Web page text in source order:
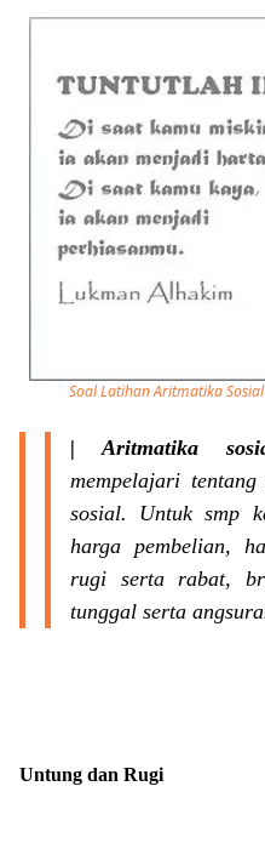
Soal Latihan Aritmatika
| Aritmatika
mempelajari
sosial. Untuk smp
harga pembelian,
rugi serta rabat,
tunggal serta
Untung dan Rugi